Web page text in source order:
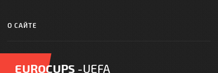
О САЙТЕ
EUROCUPS -UEFA